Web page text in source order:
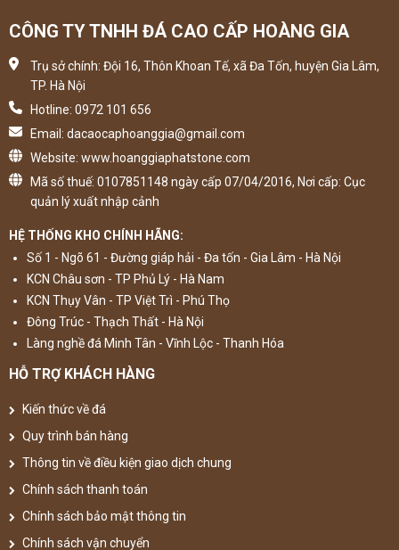
CÔNG TY TNHH ĐÁ CAO CẤP HOÀNG GIA
Trụ sở chính: Đội 16, Thôn Khoan Tế, xã Đa Tốn, huyện Gia Lâm,
TP. Hà Nội
Hotline: 0972 101 656
Email: dacaocaphoanggia@gmail.com
Website: www.hoanggiaphatstone.com
Mã số thuế: 0107851148 ngày cấp 07/04/2016, Nơi cấp: Cục
quản lý xuất nhập cảnh
HỆ THỐNG KHO CHÍNH HÃNG:
Số 1 - Ngõ 61 - Đường giáp hải - Đa tốn - Gia Lâm - Hà Nội
KCN Châu sơn - TP Phủ Lý - Hà Nam
KCN Thụy Vân - TP Việt Trì - Phú Thọ
Đông Trúc - Thạch Thất - Hà Nội
Làng nghề đá Minh Tân - Vĩnh Lộc - Thanh Hóa
HỖ TRỢ KHÁCH HÀNG
Kiến thức về đá
Quy trình bán hàng
Thông tin về điều kiện giao dịch chung
Chính sách thanh toán
Chính sách bảo mật thông tin
Chính sách vận chuyển